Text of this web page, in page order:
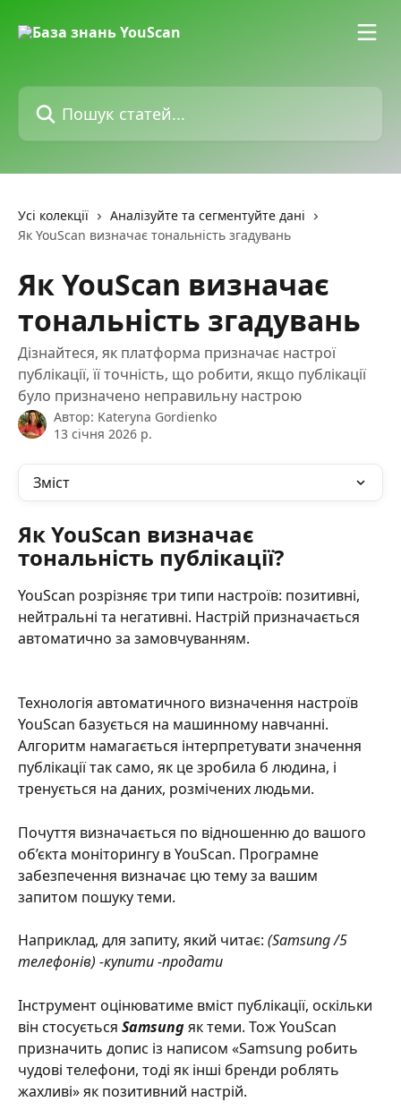
Пошук статей...
Усі колекції
Аналізуйте та сегментуйте дані
Як YouScan визначає тональність згадувань
Як YouScan визначає
тональність згадувань
Дізнайтеся, як платформа призначає настрої
публікації, її точність, що робити, якщо публікації
було призначено неправильну настрою
Автор: Kateryna Gordienko
13 січня 2026 р.
Зміст
Як YouScan визначає
тональність публікації?
YouScan розрізняє три типи настроїв: позитивні,
нейтральні та негативні. Настрій призначається
автоматично за замовчуванням.
Технологія автоматичного визначення настроїв
YouScan базується на машинному навчанні.
Алгоритм намагається інтерпретувати значення
публікації так само, як це зробила б людина, і
тренується на даних, розмічених людьми.
Почуття визначається по відношенню до вашого
об’єкта моніторингу в YouScan. Програмне
забезпечення визначає цю тему за вашим
запитом пошуку теми.
Наприклад, для запиту, який читає: (Samsung /5
телефонів) -купити -продати
Інструмент оцінюватиме вміст публікації, оскільки
він стосується Samsung як теми. Тож YouScan
призначить допис із написом «Samsung робить
чудові телефони, тоді як інші бренди роблять
жахливі» як позитивний настрій.